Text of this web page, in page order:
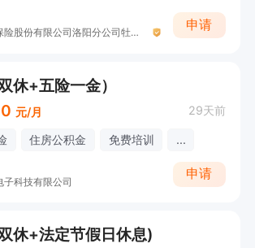
中国人寿保险股份有限公司洛阳分公司牡丹路营销服务部五部
申请
休+五险一金）
元/月 29天前
住房公积金 免费培训 ...
子科技有限公司
申请
休+法定节假日休息)